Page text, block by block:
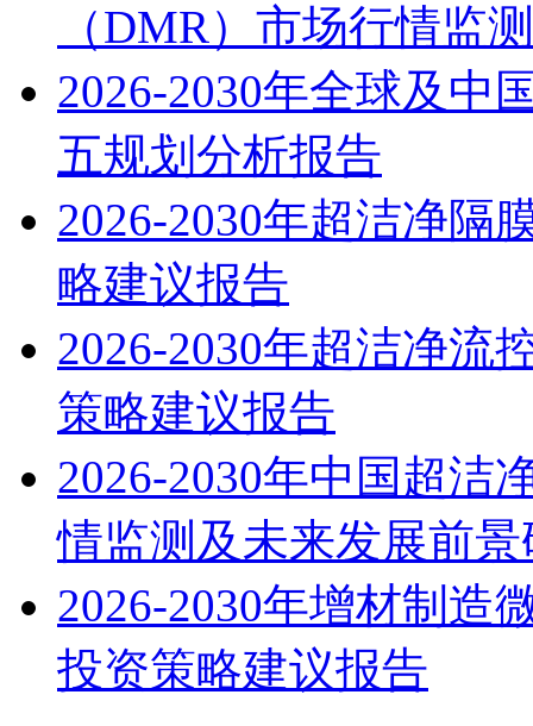
（DMR）市场行情监
2026-2030年全球及中
五规划分析报告
2026-2030年超洁净隔
略建议报告
2026-2030年超洁净流
策略建议报告
2026-2030年中国超洁
情监测及未来发展前
2026-2030年增材制造
投资策略建议报告